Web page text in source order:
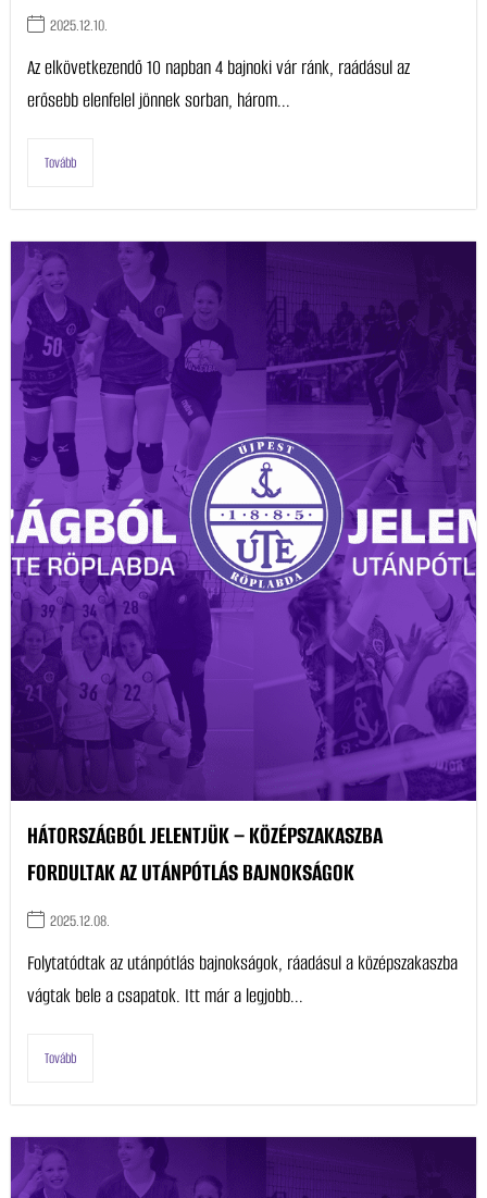
2025.12.10.
Az elkövetkezendő 10 napban 4 bajnoki vár ránk, raádásul az
erősebb elenfelel jönnek sorban, három...
Tovább
HÁTORSZÁGBÓL JELENTJÜK – KÖZÉPSZAKASZBA
FORDULTAK AZ UTÁNPÓTLÁS BAJNOKSÁGOK
2025.12.08.
Folytatódtak az utánpótlás bajnokságok, ráadásul a középszakaszba
vágtak bele a csapatok. Itt már a legjobb...
Tovább